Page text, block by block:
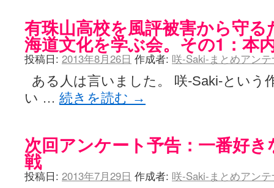
有珠山高校を風評被害から守
海道文化を学ぶ会。その1：本
投稿日: 2013年8月26日 作成者: 咲-Saki-まとめアン
ある人は言いました。 咲-Saki-という
い … 続きを読む →
次回アンケート予告：一番好
戦
投稿日: 2013年7月29日 作成者: 咲-Saki-まとめアン